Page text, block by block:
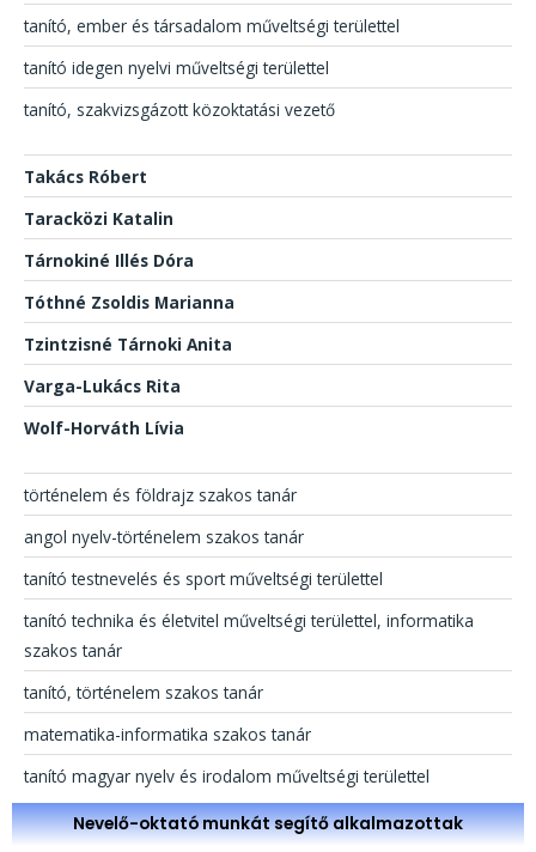
tanító, ember és társadalom műveltségi területtel
tanító idegen nyelvi műveltségi területtel
tanító, szakvizsgázott közoktatási vezető
Takács Róbert
Taracközi Katalin
Tárnokiné Illés Dóra
Tóthné Zsoldis Marianna
Tzintzisné Tárnoki Anita
Varga-Lukács Rita
Wolf-Horváth Lívia
történelem és földrajz szakos tanár
angol nyelv-történelem szakos tanár
tanító testnevelés és sport műveltségi területtel
tanító technika és életvitel műveltségi területtel, informatika
szakos tanár
tanító, történelem szakos tanár
matematika-informatika szakos tanár
tanító magyar nyelv és irodalom műveltségi területtel
Nevelő-oktató munkát segítő alkalmazottak